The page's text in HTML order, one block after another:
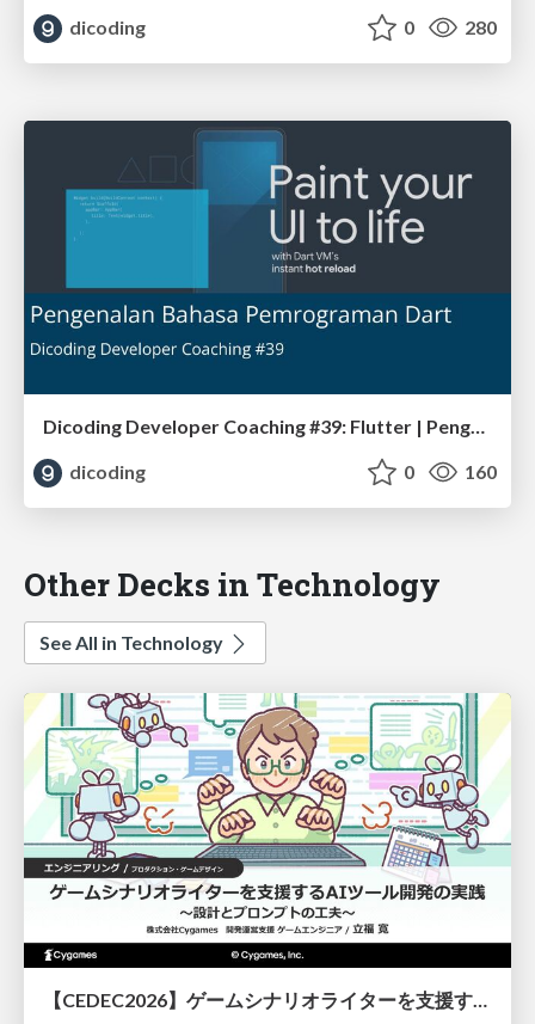
dicoding
0 280
Dicoding Developer Coaching #39: Flutter | Pengenalan Bahasa Pemrograman Dart
dicoding
0 160
Other Decks in Technology
See All in Technology